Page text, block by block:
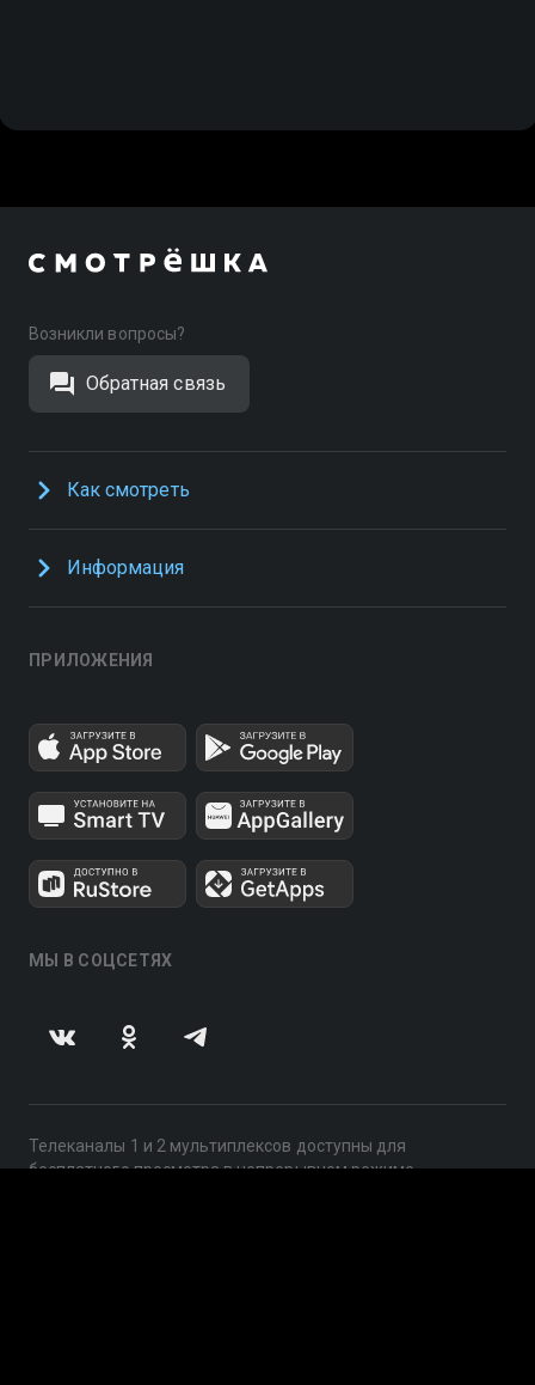
Возникли вопросы?
Обратная связь
Как смотреть
Информация
ПРИЛОЖЕНИЯ
МЫ В СОЦСЕТЯХ
Телеканалы 1 и 2 мультиплексов доступны для
бесплатного просмотра в непрерывном режиме,